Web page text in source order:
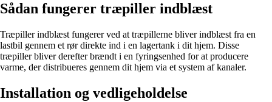
Sådan fungerer træpiller indblæst
Træpiller indblæst fungerer ved at træpillerne bliver indblæst fra en
lastbil gennem et rør direkte ind i en lagertank i dit hjem. Disse
træpiller bliver derefter brændt i en fyringsenhed for at producere
varme, der distribueres gennem dit hjem via et system af kanaler.
Installation og vedligeholdelse